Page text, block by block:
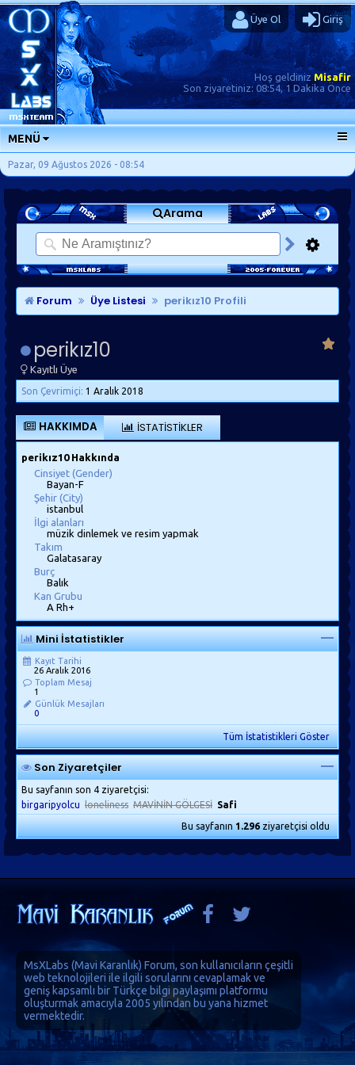
Üye Ol Giriş
Hoş geldinizMisafir
Son ziyaretiniz: 08:54, 1 Dakika Önce
MENÜ
ANA SAYFA
FORUMLAR
SORU-CEVAP
GÜNLÜKLER
SON MESAJLAR
KISAYOLLAR
Pazar, 09 Ağustos 2026 - 08:54
Arama
Forum Üye Listesi perikız10 Profili
perikız10
Kayıtlı Üye
Son Çevrimiçi: 1 Aralık 2018
HAKKIMDA İSTATISTIKLER
perikız10 Hakkında
Cinsiyet (Gender)
Bayan-F
Şehir (City)
istanbul
İlgi alanları
müzik dinlemek ve resim yapmak
Takım
Galatasaray
Burç
Balık
Kan Grubu
A Rh+
Mini İstatistikler
Kayıt Tarihi
26 Aralık 2016
Toplam Mesaj
1
Günlük Mesajları
0
Tüm İstatistikleri Göster
Son Ziyaretçiler
Bu sayfanın son 4 ziyaretçisi:
birgaripyolcu loneliness MAVİNİN GÖLGESİ Safi
Bu sayfanın1.296ziyaretçisi oldu
MsXLabs (Mavi Karanlık) Forum, son kullanıcıların çeşitli
web teknolojileri ile ilgili sorularını cevaplamak ve
geniş kapsamlı bir Türkçe bilgi paylaşımı platformu
oluşturmak amacıyla 2005 yılından bu yana hizmet
vermektedir.